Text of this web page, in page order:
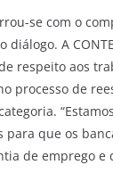
se com o
diálogo. A
respeito aos
processo de
para que os
de emprego e